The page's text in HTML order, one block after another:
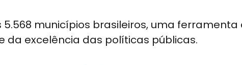
municípios brasileiros, uma ferramenta
excelência das políticas públicas.